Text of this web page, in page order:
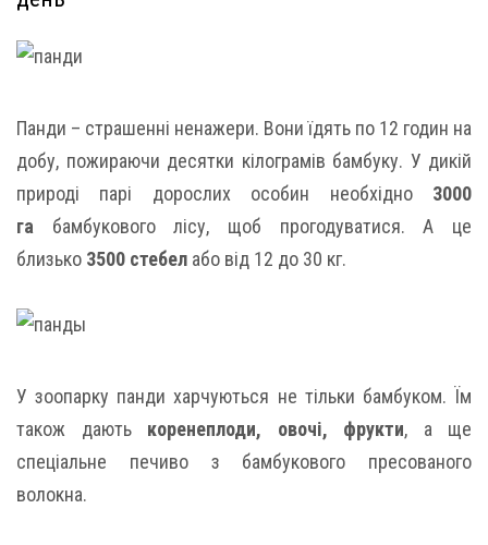
Панди – страшенні ненажери. Вони їдять по 12 годин на
добу, пожираючи десятки кілограмів бамбуку. У дикій
природі парі дорослих особин необхідно 3000
га бамбукового лісу, щоб прогодуватися. А це
близько 3500 стебел або від 12 до 30 кг.
У зоопарку панди харчуються не тільки бамбуком. Їм
також дають коренеплоди, овочі, фрукти, а ще
спеціальне печиво з бамбукового пресованого
волокна.